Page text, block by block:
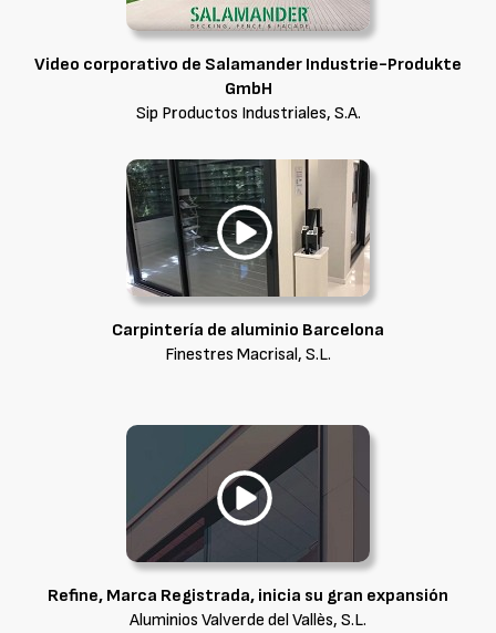
Video corporativo de Salamander Industrie-Produkte
GmbH
Sip Productos Industriales, S.A.
Carpintería de aluminio Barcelona
Finestres Macrisal, S.L.
Refine, Marca Registrada, inicia su gran expansión
Aluminios Valverde del Vallès, S.L.